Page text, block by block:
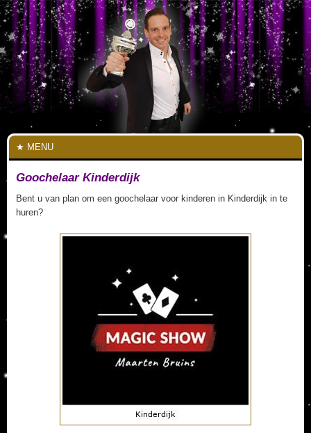
MENU
Goochelaar Kinderdijk
Bent u van plan om een goochelaar voor kinderen in Kinderdijk in te
huren?